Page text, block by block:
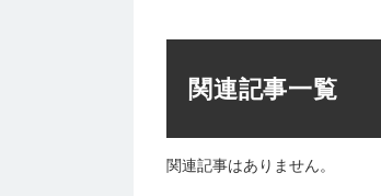
関連記事一覧
関連記事はありません。